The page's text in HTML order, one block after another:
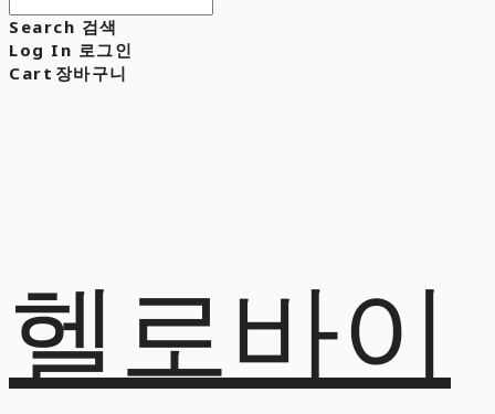
Search 검색
Log In 로그인
Cart 장바구니
헬로바이